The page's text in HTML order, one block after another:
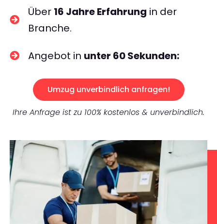
Über 16 Jahre Erfahrung in der
Branche.
Angebot in unter 60 Sekunden:
Umzug unverbindlich anfragen!
Ihre Anfrage ist zu 100% kostenlos & unverbindlich.